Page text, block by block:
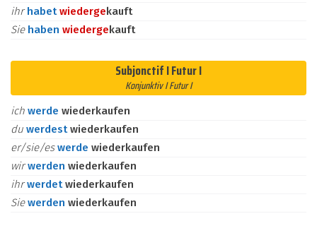
ihrhabetwiedergekauft
Sie haben wiedergekauft
Subjonctif I Futur I
Konjunktiv I Futur I
ich werde wiederkaufen
du werdestwiederkaufen
er/sie/eswerde wiederkaufen
wirwerden wiederkaufen
ihrwerdetwiederkaufen
Siewerden wiederkaufen